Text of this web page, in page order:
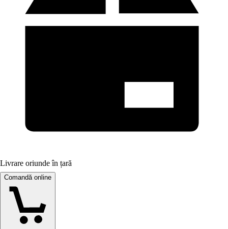
Livrare oriunde în țară
Comandă online